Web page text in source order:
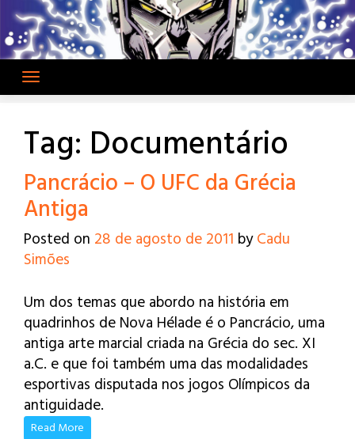
Skip
to
content
Tag: Documentário
Pancrácio – O UFC da Grécia
Antiga
Posted on 28 de agosto de 2011 byCadu
Simões
Um dos temas que abordo na história em
quadrinhos de Nova Hélade é o Pancrácio, uma
antiga arte marcial criada na Grécia do sec. XI
a.C. e que foi também uma das modalidades
esportivas disputada nos jogos Olímpicos da
antiguidade.
Read More